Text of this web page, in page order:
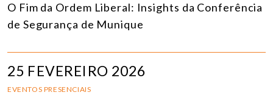
O Fim da Ordem Liberal: Insights da Conferência
de Segurança de Munique
25 FEVEREIRO 2026
EVENTOS PRESENCIAIS